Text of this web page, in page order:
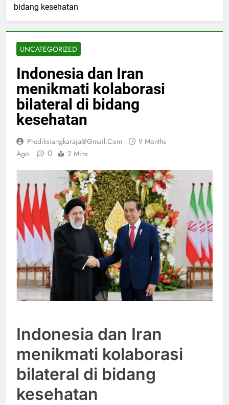
bidang kesehatan
UNCATEGORIZED
Indonesia dan Iran
menikmati kolaborasi
bilateral di bidang
kesehatan
Prediksiangkaraja@gmail.com
9 Months
Ago
0 2 Mins
Indonesia dan Iran
menikmati kolaborasi
bilateral di bidang
kesehatan